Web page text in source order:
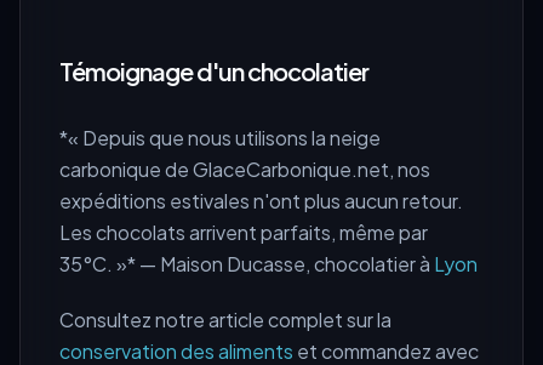
Témoignage d'un chocolatier
*« Depuis que nous utilisons la neige
carbonique de GlaceCarbonique.net, nos
expéditions estivales n'ont plus aucun retour.
Les chocolats arrivent parfaits, même par
35°C. »* — Maison Ducasse, chocolatier à Lyon
Consultez notre article complet sur la
conservation des aliments et commandez avec